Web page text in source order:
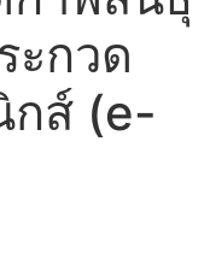
ะกวด
กส์ (e-